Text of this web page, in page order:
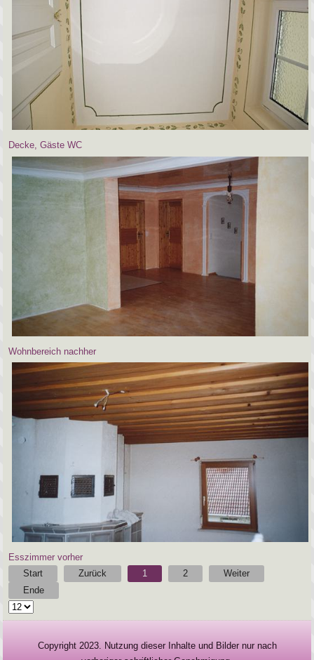
Decke, Gäste WC
Wohnbereich nachher
Esszimmer vorher
Start
Zurück 1 2
Weiter
Ende
Copyright 2023. Nutzung dieser Inhalte und Bilder nur nach